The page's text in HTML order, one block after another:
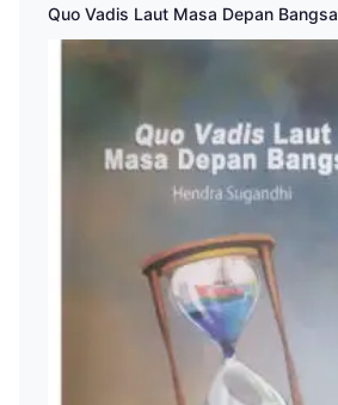
Quo Vadis Laut Masa Depan Bangsa